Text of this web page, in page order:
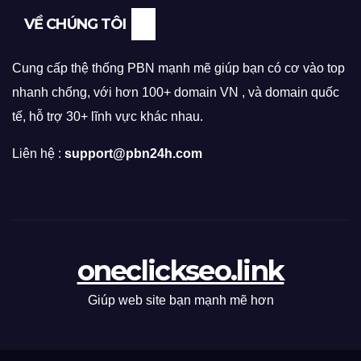
VỀ CHÚNG TÔI
Cung cấp thệ thống PBN mạnh mẽ giúp bạn có cơ vào top
nhanh chống, với hơn 100+ domain VN , và domain quốc
tế, hỗ trợ 30+ lĩnh vực khác nhau.
Liên hệ : support@pbn24h.com
oneclickseo.link
Giúp web site bạn mạnh mẽ hơn